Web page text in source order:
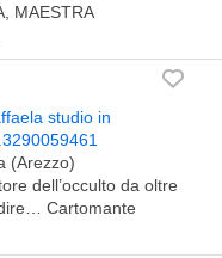
MAESTRA
studio in
(Arezzo)
dell’occulto da oltre
Cartomante